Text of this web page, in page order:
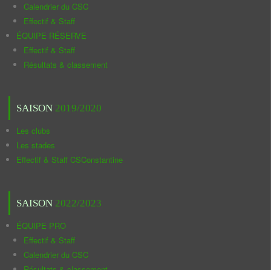
Calendrier du CSC
Effectif & Staff
ÉQUIPE RÉSERVE
Effectif & Staff
Résultats & classement
SAISON 2019/2020
Les clubs
Les stades
Effectif & Staff CSConstantine
SAISON 2022/2023
ÉQUIPE PRO
Effectif & Staff
Calendrier du CSC